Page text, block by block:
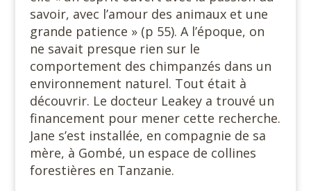
savoir, avec l’amour des animaux et une
grande patience » (p 55). A l’époque, on
ne savait presque rien sur le
comportement des chimpanzés dans un
environnement naturel. Tout était à
découvrir. Le docteur Leakey a trouvé un
financement pour mener cette recherche.
Jane s’est installée, en compagnie de sa
mère, à Gombé, un espace de collines
forestières en Tanzanie.